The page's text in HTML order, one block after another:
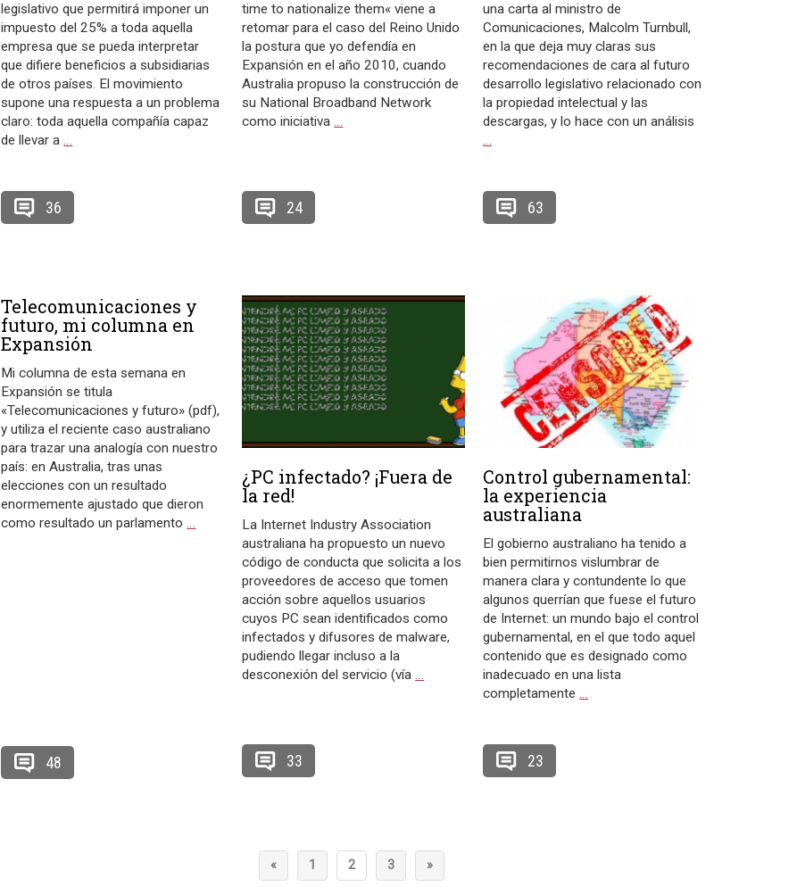
legislativo que permitirá imponer un
impuesto del 25% a toda aquella
empresa que se pueda interpretar
que difiere beneficios a subsidiarias
de otros países. El movimiento
supone una respuesta a un problema
claro: toda aquella compañía capaz
de llevar a…
36
time to nationalize them« viene a
retomar para el caso del Reino Unido
la postura que yo defendía en
Expansión en el año 2010, cuando
Australia propuso la construcción de
su National Broadband Network
como iniciativa…
24
una carta al ministro de
Comunicaciones, Malcolm Turnbull,
en la que deja muy claras sus
recomendaciones de cara al futuro
desarrollo legislativo relacionado con
la propiedad intelectual y las
descargas, y lo hace con un análisis
…
63
Telecomunicaciones y
futuro, mi columna en
Expansión
Mi columna de esta semana en
Expansión se titula
«Telecomunicaciones y futuro» (pdf),
y utiliza el reciente caso australiano
para trazar una analogía con nuestro
país: en Australia, tras unas
elecciones con un resultado
enormemente ajustado que dieron
como resultado un parlamento…
48
¿PC infectado? ¡Fuera de
la red!
La Internet Industry Association
australiana ha propuesto un nuevo
código de conducta que solicita a los
proveedores de acceso que tomen
acción sobre aquellos usuarios
cuyos PC sean identificados como
infectados y difusores de malware,
pudiendo llegar incluso a la
desconexión del servicio (vía…
33
Control gubernamental:
la experiencia
australiana
El gobierno australiano ha tenido a
bien permitirnos vislumbrar de
manera clara y contundente lo que
algunos querrían que fuese el futuro
de Internet: un mundo bajo el control
gubernamental, en el que todo aquel
contenido que es designado como
inadecuado en una lista
completamente…
23
« 1 2 3 »